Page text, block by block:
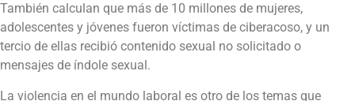
También calculan que más de 10 millones de mujeres,
adolescentes y jóvenes fueron víctimas de ciberacoso, y un
tercio de ellas recibió contenido sexual no solicitado o
mensajes de índole sexual.
La violencia en el mundo laboral es otro de los temas que